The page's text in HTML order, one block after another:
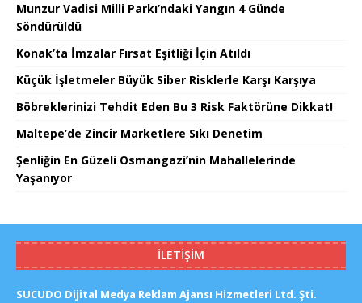
Munzur Vadisi Milli Parkı’ndaki Yangın 4 Günde
Söndürüldü
Konak’ta İmzalar Fırsat Eşitliği İçin Atıldı
Küçük İşletmeler Büyük Siber Risklerle Karşı Karşıya
Böbreklerinizi Tehdit Eden Bu 3 Risk Faktörüne Dikkat!
Maltepe’de Zincir Marketlere Sıkı Denetim
Şenliğin En Güzeli Osmangazi’nin Mahallelerinde
Yaşanıyor
İLETIŞIM
SUCUDO Dijital Medya Reklam Ajansı Hizmetleri Ltd. Şti.